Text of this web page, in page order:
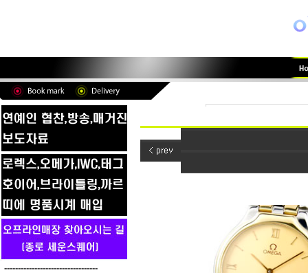
----------------------------------